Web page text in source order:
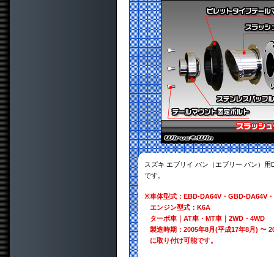
スズキ エブリイ バン（エブリー バン）
です。
※車体型式：EBD-DA64V・GBD-DA64V
エンジン型式：K6A
ターボ車｜AT車・MT車｜2WD・4WD
製造時期：2005年8月(平成17年8月) 〜
に取り付け可能です。